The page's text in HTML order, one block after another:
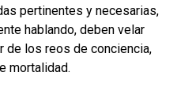
pertinentes y necesarias,
hablando, deben velar
de los reos de conciencia,
mortalidad.